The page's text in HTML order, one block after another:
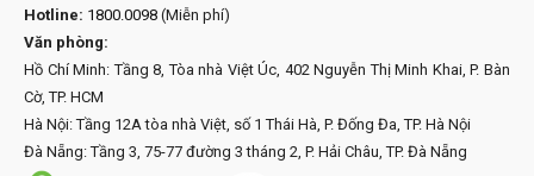
Hotline: 1800.0098 (Miễn phí)
Văn phòng:
Hồ Chí Minh: Tầng 8, Tòa nhà Việt Úc, 402 Nguyễn Thị Minh Khai, P. Bàn
Cờ, TP. HCM
Hà Nội: Tầng 12A tòa nhà Việt, số 1 Thái Hà, P. Đống Đa, TP. Hà Nội
Đà Nẵng: Tầng 3, 75-77 đường 3 tháng 2, P. Hải Châu, TP. Đà Nẵng